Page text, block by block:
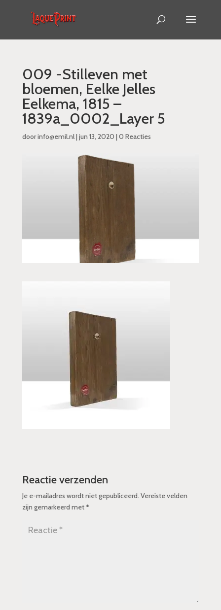
009 -Stilleven met
bloemen, Eelke Jelles
Eelkema, 1815 –
1839a_0002_Layer 5
doorinfo@emil.nl| jun 13, 2020 | 0 Reacties
Reactie verzenden
Je e-mailadres wordt niet gepubliceerd. Vereiste velden
zijn gemarkeerd met*